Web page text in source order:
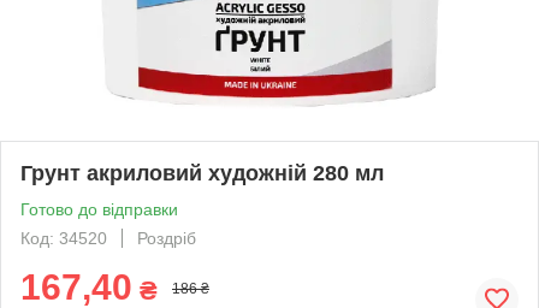
Грунт акриловий художній 280 мл
Готово до відправки
Код: 34520
Роздріб
167,40 ₴ 186 ₴